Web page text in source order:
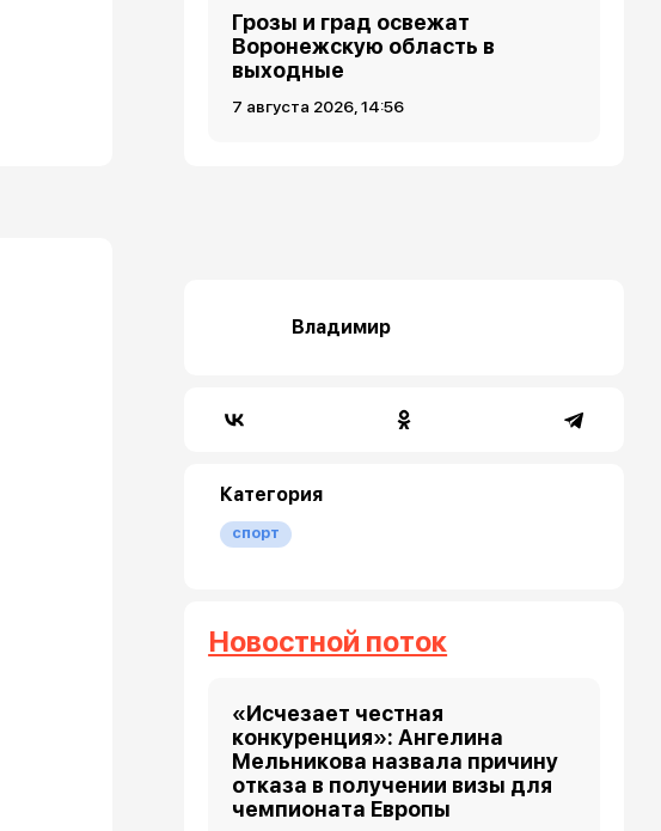
Грозы и град освежат
Воронежскую область в
выходные
7 августа 2026, 14:56
Владимир
Категория
спорт
Новостной поток
«Исчезает честная
конкуренция»: Ангелина
Мельникова назвала причину
отказа в получении визы для
чемпионата Европы